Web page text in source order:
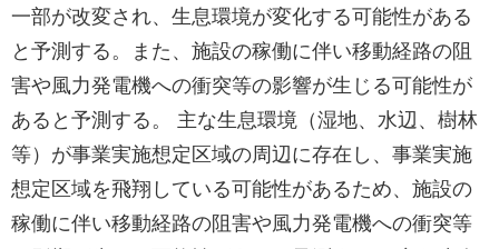
一部が改変され、生息環境が変化する可能性がある
と予測する。また、施設の稼働に伴い移動経路の阻
害や風力発電機への衝突等の影響が生じる可能性が
あると予測する。 主な生息環境（湿地、水辺、樹林
等）が事業実施想定区域の周辺に存在し、事業実施
想定区域を飛翔している可能性があるため、施設の
稼働に伴い移動経路の阻害や風力発電機への衝突等